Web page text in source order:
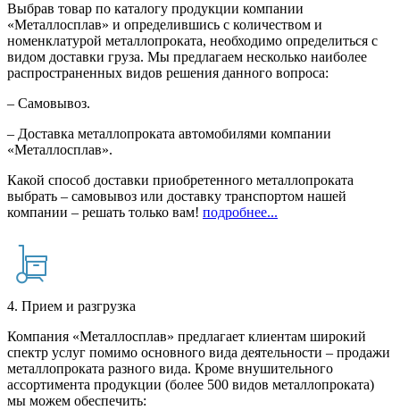
Выбрав товар по каталогу продукции компании
«Металлосплав» и определившись с количеством и
номенклатурой металлопроката, необходимо определиться с
видом доставки груза. Мы предлагаем несколько наиболее
распространенных видов решения данного вопроса:
– Самовывоз.
– Доставка металлопроката автомобилями компании
«Металлосплав».
Какой способ доставки приобретенного металлопроката
выбрать – самовывоз или доставку транспортом нашей
компании – решать только вам! подробнее...
4. Прием и разгрузка
Компания «Металлосплав» предлагает клиентам широкий
спектр услуг помимо основного вида деятельности – продажи
металлопроката разного вида. Кроме внушительного
ассортимента продукции (более 500 видов металлопроката)
мы можем обеспечить: